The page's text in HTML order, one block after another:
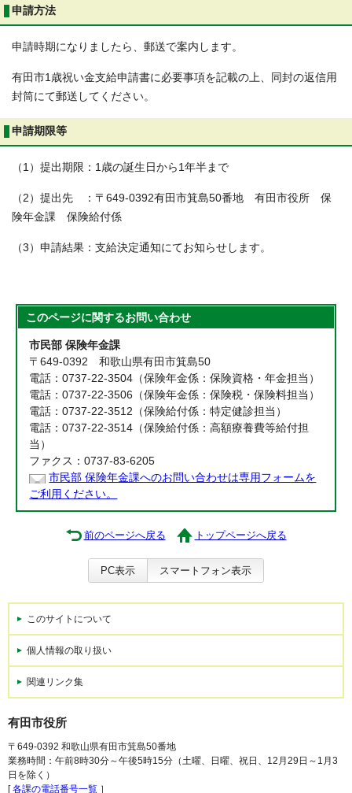
申請方法
申請時期になりましたら、郵送で案内します。
有田市1歳祝い金支給申請書に必要事項を記載の上、同封の返信用
封筒にて郵送してください。
申請期限等
（1）提出期限：1歳の誕生日から1年半まで
（2）提出先 ：〒649-0392有田市箕島50番地 有田市役所 保
険年金課 保険給付係
（3）申請結果：支給決定通知にてお知らせします。
このページに関するお問い合わせ
市民部 保険年金課
〒649-0392 和歌山県有田市箕島50
電話：0737-22-3504（保険年金係：保険資格・年金担当）
電話：0737-22-3506（保険年金係：保険税・保険料担当）
電話：0737-22-3512（保険給付係：特定健診担当）
電話：0737-22-3514（保険給付係：高額療養費等給付担
当）
ファクス：0737-83-6205
市民部 保険年金課へのお問い合わせは専用フォームを
ご利用ください。
前のページへ戻る トップページへ戻る
PC表示 スマートフォン表示
このサイトについて
個人情報の取り扱い
関連リンク集
有田市役所
〒649-0392 和歌山県有田市箕島50番地
業務時間：午前8時30分～午後5時15分（土曜、日曜、祝日、12月29日～1月3
日を除く）
[各課の電話番号一覧 ］